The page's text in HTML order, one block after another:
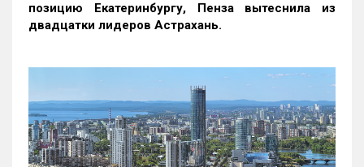
позицию Екатеринбургу, Пенза вытеснила из
двадцатки лидеров Астрахань.